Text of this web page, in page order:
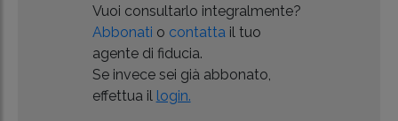
Vuoi consultarlo integralmente?
Abbonati o contattail tuo
agente di fiducia.
Se invece sei già abbonato,
effettua il login.